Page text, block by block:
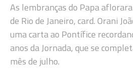
As lembranças do Papa
de Rio de Janeiro, card. Orani
uma carta ao Pontífice
anos da Jornada, que se
mês de julho.